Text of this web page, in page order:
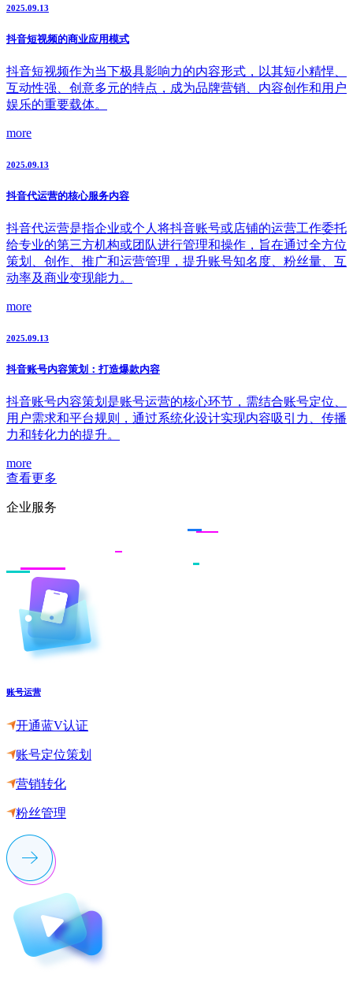
2025.09.13
抖音短视频的商业应用模式
抖音短视频作为当下极具影响力的内容形式，以其短小精悍、
互动性强、创意多元的特点，成为品牌营销、内容创作和用户
娱乐的重要载体。
more
2025.09.13
抖音代运营的核心服务内容
抖音代运营是指企业或个人将抖音账号或店铺的运营工作委托
给专业的第三方机构或团队进行管理和操作，旨在通过全方位
策划、创作、推广和运营管理，提升账号知名度、粉丝量、互
动率及商业变现能力。
more
2025.09.13
抖音账号内容策划：打造爆款内容
抖音账号内容策划是账号运营的核心环节，需结合账号定位、
用户需求和平台规则，通过系统化设计实现内容吸引力、传播
力和转化力的提升。
more
查看更多
企业服务
账号运营
开通蓝V认证
账号定位策划
营销转化
粉丝管理